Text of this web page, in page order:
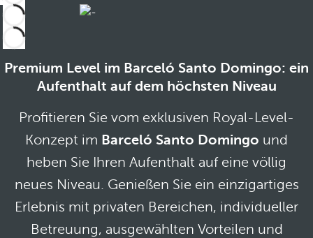
Premium Level im Barceló Santo Domingo: ein
Aufenthalt auf dem höchsten Niveau
Profitieren Sie vom exklusiven Royal-Level-
Konzept im Barceló Santo Domingo und
heben Sie Ihren Aufenthalt auf eine völlig
neues Niveau. Genießen Sie ein einzigartiges
Erlebnis mit privaten Bereichen, individueller
Betreuung, ausgewählten Vorteilen und